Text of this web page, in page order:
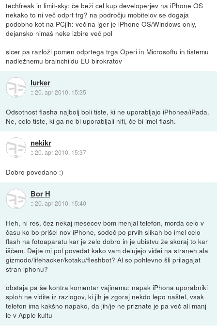
techfreak in limit-sky: če beži cel kup developerjev na iPhone OS
nekako to ni več odprt trg? na področju mobitelov se dogaja
podobno kot na PCjih: večina iger je iPhone OS/Windows only,
dejansko nimaš neke izbire več pol
sicer pa razloži pomen odprtega trga Operi in Microsoftu in tistemu
nadležnemu brainchildu EU birokratov
lurker
::20. apr 2010, 15:35
Odsotnost flasha najbolj boli tiste, ki ne uporabljajo iPhonea/iPada.
Ne, celo tiste, ki ga ne bi uporabljali niti, če bi imel flash.
nekikr
::20. apr 2010, 15:37
Dobro povedano :)
Bor H
::20. apr 2010, 15:40
Heh, ni res, čez nekaj mesecev bom menjal telefon, morda celo v
času ko bo prišel nov iPhone, sodeč po prvih slikah bo imel celo
flash na fotoaparatu kar je zelo dobro in je ubistvu že skoraj to kar
iščem. Dejte mi pol povedat kako vam delujejo videi na straneh ala
gizmodo/lifehacker/kotaku/fleshbot? Al so pohlevno šli prilagajat
stran iphonu?
obstaja pa še kontra komentar vajinemu: napak iPhona uporabniki
sploh ne vidite iz razlogov, ki jih je zgoraj nekdo lepo naštel, vsak
telefon ima kakšno napako, da jih/je ne priznate je pa več ali manj
le v Apple kultu